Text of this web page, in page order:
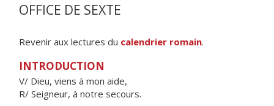
OFFICE DE SEXTE
Revenir aux lectures du calendrier romain.
INTRODUCTION
V/ Dieu, viens à mon aide,
R/ Seigneur, à notre secours.